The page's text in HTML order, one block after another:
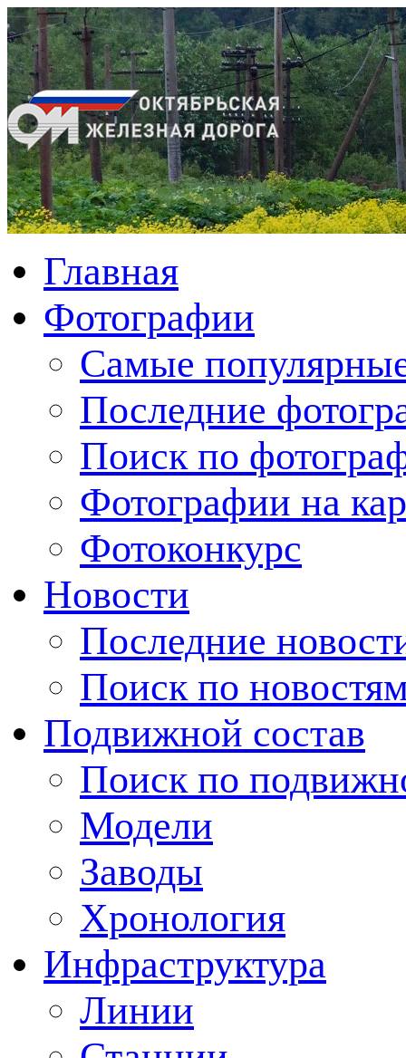
Главная
Фотографии
Cамые
Последние
Поиск по
Фотографии на
Фотоконкурс
Новости
Последние
Поиск по
Подвижной состав
Поиск по
Модели
Заводы
Хронология
Инфраструктура
Линии